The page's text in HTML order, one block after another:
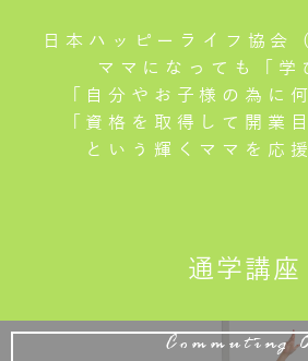
日本ハッピーライフ協会
ママになっても「学
「自分やお子様の為に
「資格を取得して開業
という輝くママを応
通学講座
Commuting